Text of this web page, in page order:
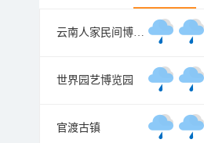
云南人家民间博物馆
世界园艺博览园
官渡古镇